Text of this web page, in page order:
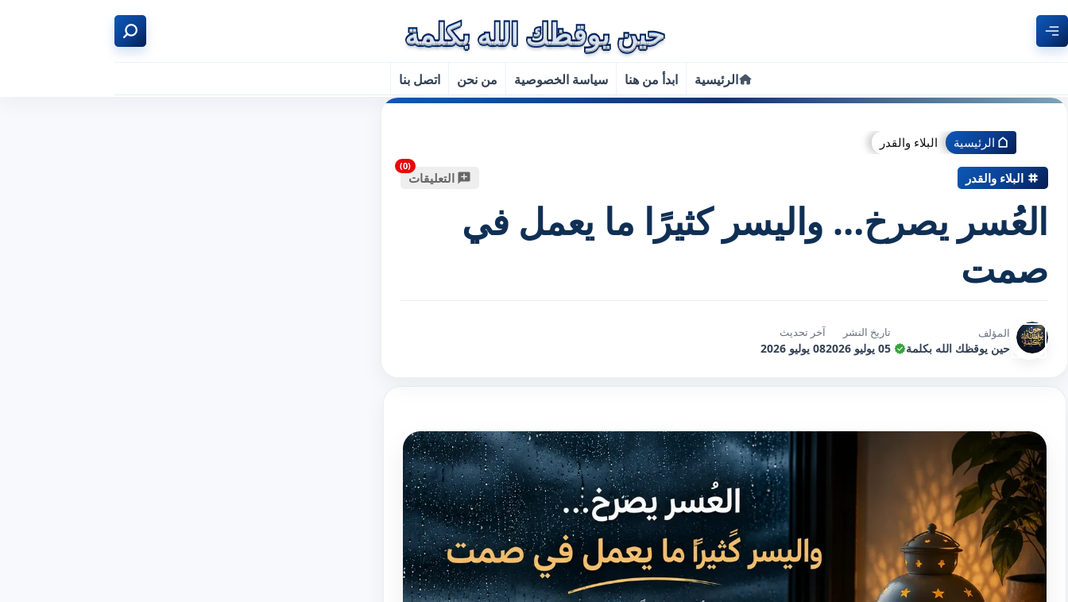
الرئيسية ابدأ من هنا سياسة الخصوصية من نحن اتصل بنا
الرئيسية البلاء والقدر
البلاء والقدر التعليقات
العُسر يصرخ… واليسر كثيرًا ما يعمل في
صمت
المؤلف
حين يوقظك الله بكلمة
تاريخ النشر
05 يوليو 2026
آخر تحديث
08 يوليو 2026